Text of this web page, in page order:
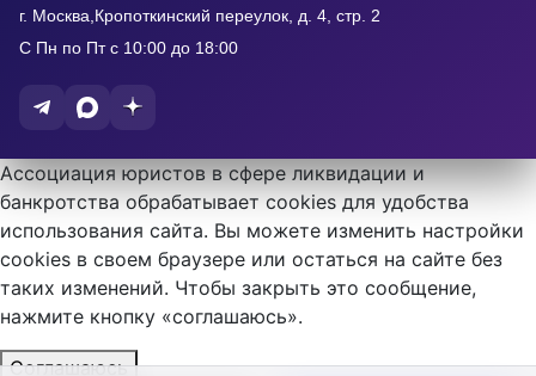
г. Москва,Кропоткинский переулок, д. 4, стр. 2
С Пн по Пт с 10:00 до 18:00
Ассоциация юристов в сфере ликвидации и
банкротства обрабатывает cookies для удобства
использования сайта. Вы можете изменить настройки
cookies в своем браузере или остаться на сайте без
таких изменений. Чтобы закрыть это сообщение,
нажмите кнопку «соглашаюсь».
Соглашаюсь